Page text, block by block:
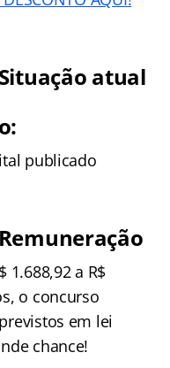
atual
publicado
1.688,92 a R$
o concurso
em lei
chance!